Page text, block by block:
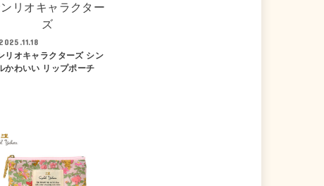
リオキャラクター
ズ
2025.11.18
リオキャラクターズ シン
かわいい リップポーチ